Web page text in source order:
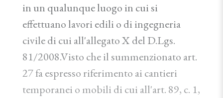
in un qualunque luogo in cui si
effettuano lavori edili o di ingegneria
civile di cui all'allegato X del D.Lgs.
81/2008.Visto che il summenzionato art.
27 fa espresso riferimento ai cantieri
temporanei o mobili di cui all'art. 89, c. 1,